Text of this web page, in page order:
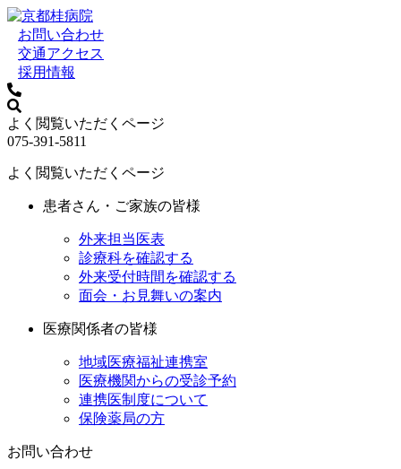
お問い合わせ
交通アクセス
採用情報
よく閲覧いただくページ
075-391-5811
よく閲覧いただくページ
患者さん・ご家族の皆様
外来担当医表
診療科を確認する
外来受付時間を確認する
面会・お見舞いの案内
医療関係者の皆様
地域医療福祉連携室
医療機関からの受診予約
連携医制度について
保険薬局の方
お問い合わせ